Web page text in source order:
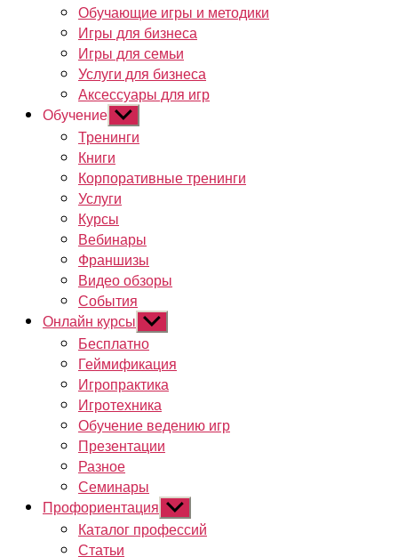
Обучающие игры и методики
Игры для бизнеса
Игры для семьи
Услуги для бизнеса
Аксессуары для игр
Обучение Показывать
подменю
Тренинги
Книги
Корпоративные тренинги
Услуги
Курсы
Вебинары
Франшизы
Видео обзоры
События
Онлайн курсы Показывать
подменю
Бесплатно
Геймификация
Игропрактика
Игротехника
Обучение ведению игр
Презентации
Разное
Семинары
Профориентация Показывать
подменю
Каталог профессий
Статьи